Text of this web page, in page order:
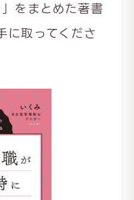
をまとめた著書
に取ってくださ